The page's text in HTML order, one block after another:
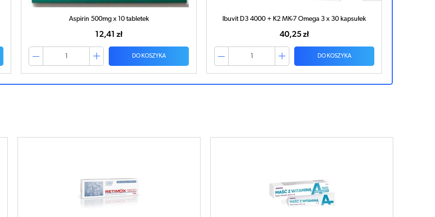
Ibuvit D3 4000 + K2 MK-7 Omega 3 x 30 kapsułek
40,25 zł
DO KOSZYKA
Ibuvit D3 4000 IU x 90 kapsułek
52,88 zł
DO KOSZYKA